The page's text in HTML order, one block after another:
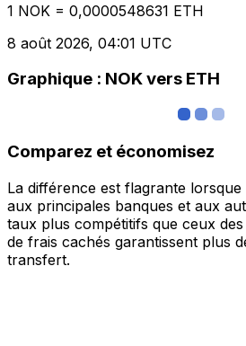
1 NOK = 0,0000548631 ETH
8 août 2026, 04:01 UTC
Graphique : NOK vers ETH
Comparez et économisez
La différence est flagrante
aux principales banques et aux
taux plus compétitifs que ceux
de frais cachés garantissent plus
transfert.